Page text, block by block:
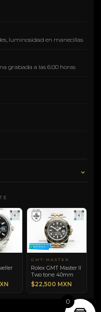
luminosidad en manecillas
grabada a las 6:00 horas
⌄
GMT-MASTER
Rolex GMT Master II
Two tone 40mm
$22,500 MXN
0